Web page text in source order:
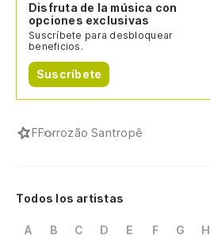
Disfruta de la música con
opciones exclusivas
Suscríbete para desbloquear
beneficios.
Suscríbete
FForrozão Santropê
Todos los artistas
A B C D E F G H